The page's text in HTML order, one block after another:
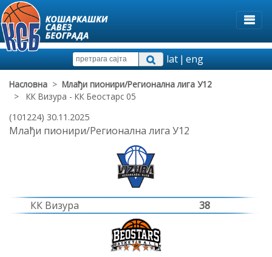
lat|eng
Насловна > Млађи пионири/Регионална лига У12
> КК Визура - КК Беостарс 05
(101224) 30.11.2025
Млађи пионири/Регионална лига У12
КК Визура 38